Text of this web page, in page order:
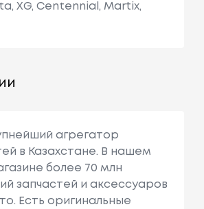
XG, Centennial, Martix,
агрегатор
в Казахстане. В нашем
более 70 млн
запчастей и аксессуаров
Есть оригинальные